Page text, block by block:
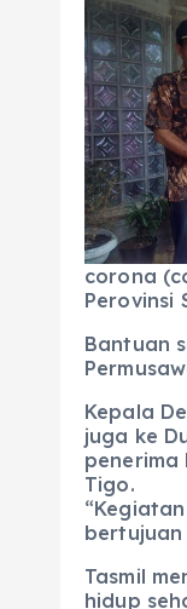
c
e
b
o
o
k
corona
Perovinsi
Bantuan
Kepala
juga ke
penerima
Tigo.
bertujuan
Tasmil
hidup